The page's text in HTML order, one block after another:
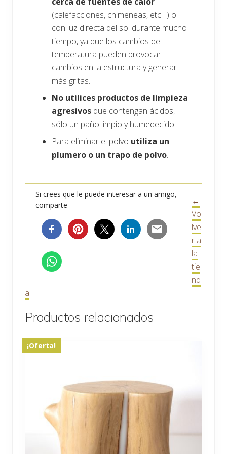
(calefacciones, chimeneas, etc…) o
con luz directa del sol durante mucho
tiempo, ya que los cambios de
temperatura pueden provocar
cambios en la estructura y generar
más gritas.
No utilices productos de limpieza
agresivos que contengan ácidos,
sólo un paño limpio y humedecido.
Para eliminar el polvo utiliza un
plumero o un trapo de polvo.
Si crees que le puede interesar a un amigo,
comparte
←
Vo
lve
r a
la
tie
nd
a
Productos relacionados
¡Oferta!